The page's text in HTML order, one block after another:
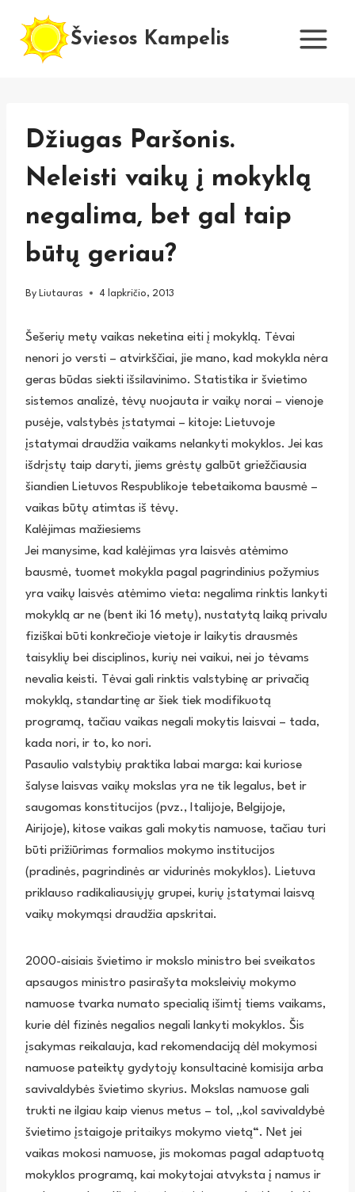
content
Šviesos Kampelis
Džiugas Paršonis.
Neleisti vaikų į mokyklą
negalima, bet gal taip
būtų geriau?
By Liutauras 4 lapkričio, 2013
Šešerių metų vaikas neketina eiti į mokyklą. Tėvai
nenori jo versti – atvirkščiai, jie mano, kad mokykla nėra
geras būdas siekti išsilavinimo. Statistika ir švietimo
sistemos analizė, tėvų nuojauta ir vaikų norai – vienoje
pusėje, valstybės įstatymai – kitoje: Lietuvoje
įstatymai draudžia vaikams nelankyti mokyklos. Jei kas
išdrįstų taip daryti, jiems grėstų galbūt griežčiausia
šiandien Lietuvos Respublikoje tebetaikoma bausmė –
vaikas būtų atimtas iš tėvų.
Kalėjimas mažiesiems
Jei manysime, kad kalėjimas yra laisvės atėmimo
bausmė, tuomet mokykla pagal pagrindinius požymius
yra vaikų laisvės atėmimo vieta: negalima rinktis lankyti
mokyklą ar ne (bent iki 16 metų), nustatytą laiką privalu
fiziškai būti konkrečioje vietoje ir laikytis drausmės
taisyklių bei disciplinos, kurių nei vaikui, nei jo tėvams
nevalia keisti. Tėvai gali rinktis valstybinę ar privačią
mokyklą, standartinę ar šiek tiek modifikuotą
programą, tačiau vaikas negali mokytis laisvai – tada,
kada nori, ir to, ko nori.
Pasaulio valstybių praktika labai marga: kai kuriose
šalyse laisvas vaikų mokslas yra ne tik legalus, bet ir
saugomas konstitucijos (pvz., Italijoje, Belgijoje,
Airijoje), kitose vaikas gali mokytis namuose, tačiau turi
būti prižiūrimas formalios mokymo institucijos
(pradinės, pagrindinės ar vidurinės mokyklos). Lietuva
priklauso radikaliausiųjų grupei, kurių įstatymai laisvą
vaikų mokymąsi draudžia apskritai.
2000-aisiais švietimo ir mokslo ministro bei sveikatos
apsaugos ministro pasirašyta moksleivių mokymo
namuose tvarka numato specialią išimtį tiems vaikams,
kurie dėl fizinės negalios negali lankyti mokyklos. Šis
įsakymas reikalauja, kad rekomendaciją dėl mokymosi
namuose pateiktų gydytojų konsultacinė komisija arba
savivaldybės švietimo skyrius. Mokslas namuose gali
trukti ne ilgiau kaip vienus metus – tol, „kol savivaldybė
švietimo įstaigoje pritaikys mokymo vietą“. Net jei
vaikas mokosi namuose, jis mokomas pagal adaptuotą
mokyklos programą, kai mokytojai atvyksta į namus ir